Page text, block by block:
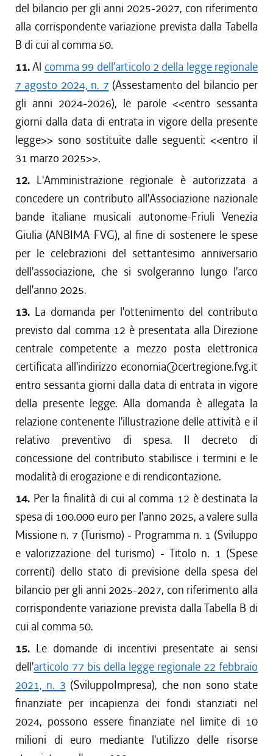
del bilancio per gli anni 2025-2027, con riferimento
alla corrispondente variazione prevista dalla Tabella
B di cui al comma 50.
11.Al comma 99 dell'articolo 2 della legge regionale
7 agosto 2024, n. 7 (Assestamento del bilancio per
gli anni 2024-2026), le parole <<entro sessanta
giorni dalla data di entrata in vigore della presente
legge>> sono sostituite dalle seguenti: <<entro il
31 marzo 2025>>.
12. L'Amministrazione regionale è autorizzata a
concedere un contributo all'Associazione nazionale
bande italiane musicali autonome-Friuli Venezia
Giulia (ANBIMA FVG), al fine di sostenere le spese
per le celebrazioni del settantesimo anniversario
dell'associazione, che si svolgeranno lungo l'arco
dell'anno 2025.
13. La domanda per l'ottenimento del contributo
previsto dal comma 12 è presentata alla Direzione
centrale competente a mezzo posta elettronica
certificata all'indirizzo economia@certregione.fvg.it
entro sessanta giorni dalla data di entrata in vigore
della presente legge. Alla domanda è allegata la
relazione contenente l'illustrazione delle attività e il
relativo preventivo di spesa. Il decreto di
concessione del contributo stabilisce i termini e le
modalità di erogazione e di rendicontazione.
14. Per la finalità di cui al comma 12 è destinata la
spesa di 100.000 euro per l'anno 2025, a valere sulla
Missione n. 7 (Turismo) - Programma n. 1 (Sviluppo
e valorizzazione del turismo) - Titolo n. 1 (Spese
correnti) dello stato di previsione della spesa del
bilancio per gli anni 2025-2027, con riferimento alla
corrispondente variazione prevista dalla Tabella B di
cui al comma 50.
15. Le domande di incentivi presentate ai sensi
dell'articolo 77 bis della legge regionale 22 febbraio
2021, n. 3 (SviluppoImpresa), che non sono state
finanziate per incapienza dei fondi stanziati nel
2024, possono essere finanziate nel limite di 10
milioni di euro mediante l'utilizzo delle risorse